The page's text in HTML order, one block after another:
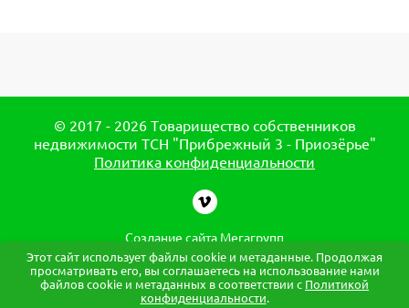
© 2017 - 2026 Товарищество собственников
недвижимости ТСН "Прибрежный 3 - Приозёрье"
Политика конфиденциальности
Создание сайта Мегагрупп
Этот сайт использует файлы cookie и метаданные. Продолжая
просматривать его, вы соглашаетесь на использование нами
файлов cookie и метаданных в соответствии с Политикой
конфиденциальности.